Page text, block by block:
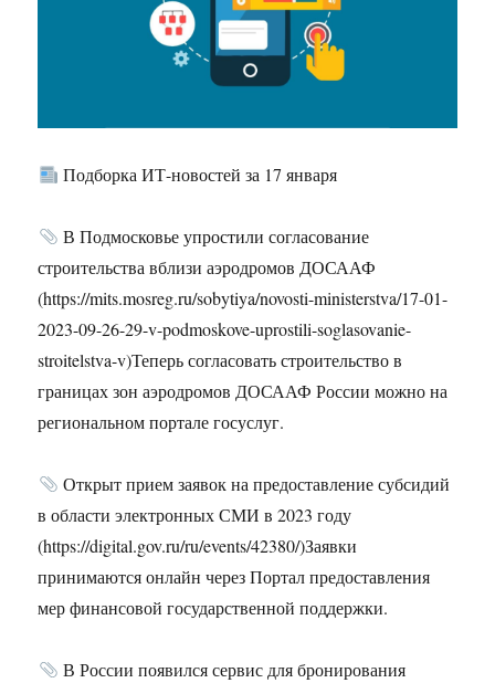
Подборка ИТ-новостей за 17 января
В Подмосковье упростили согласование
строительства вблизи аэродромов ДОСААФ
(https://mits.mosreg.ru/sobytiya/novosti-ministerstva/17-01-
2023-09-26-29-v-podmoskove-uprostili-soglasovanie-
stroitelstva-v)Теперь согласовать строительство в
границах зон аэродромов ДОСААФ России можно на
региональном портале госуслуг.
Открыт прием заявок на предоставление субсидий
в области электронных СМИ в 2023 году
(https://digital.gov.ru/ru/events/42380/)Заявки
принимаются онлайн через Портал предоставления
мер финансовой государственной поддержки.
В России появился сервис для бронирования